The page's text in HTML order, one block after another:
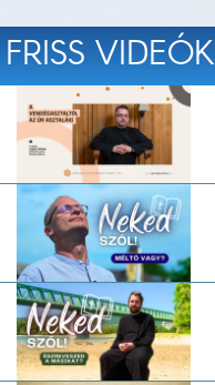
FRISS VIDEÓK